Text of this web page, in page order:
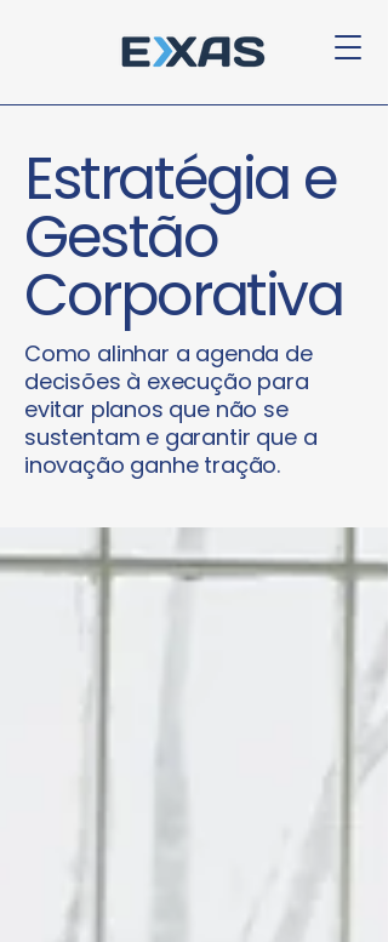
Estratégia e
Gestão
Corporativa
Como alinhar a agenda de
decisões à execução para
evitar planos que não se
sustentam e garantir que a
inovação ganhe tração.